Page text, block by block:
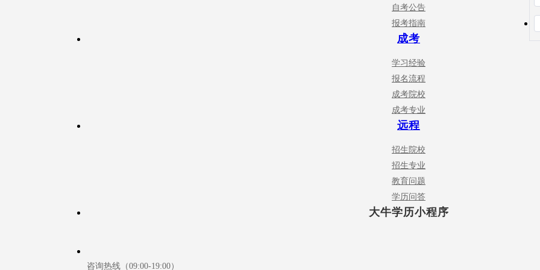
自考公告
报考指南
成考
学习经验
报名流程
成考院校
成考专业
远程
招生院校
招生专业
教育问题
学历问答
大牛学历小程序
咨询热线（09:00-19:00）